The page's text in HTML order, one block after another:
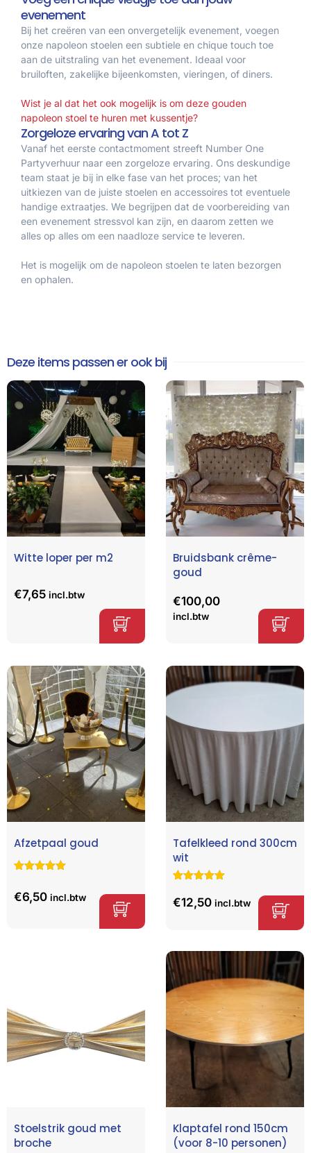
evenement
Bij het creëren van een onvergetelijk evenement, voegen
onze napoleon stoelen een subtiele en chique touch toe
aan de uitstraling van het evenement. Ideaal voor
bruiloften, zakelijke bijeenkomsten, vieringen, of diners.
Wist je al dat het ook mogelijk is om deze gouden
napoleon stoel te huren met kussentje?
Zorgeloze ervaring van A tot Z
Vanaf het eerste contactmoment streeft Number One
Partyverhuur naar een zorgeloze ervaring. Ons deskundige
team staat je bij in elke fase van het proces; van het
uitkiezen van de juiste stoelen en accessoires tot eventuele
handige extraatjes. We begrijpen dat de voorbereiding van
een evenement stressvol kan zijn, en daarom zetten we
alles op alles om een naadloze service te leveren.
Het is mogelijk om de napoleon stoelen te laten bezorgen
en ophalen.
Deze items passen er ook bij
Witte loper per m2
€7,65 incl.btw
Bruidsbank crême-
goud
€100,00
incl.btw
Afzetpaal goud
gebaseerd
€6,50 incl.btw
Tafelkleed rond 300cm
wit
5.00op 5
gebaseerd
€12,50 incl.btw
Stoelstrik goud met
broche
Klaptafel rond 150cm
(voor 8-10 personen)